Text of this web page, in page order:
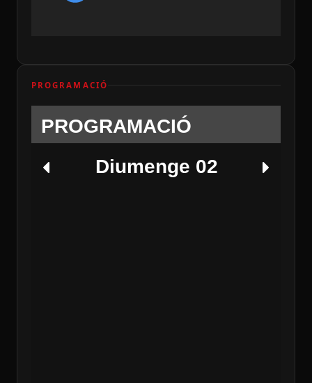
PROGRAMACIÓ
PROGRAMACIÓ
Diumenge 02